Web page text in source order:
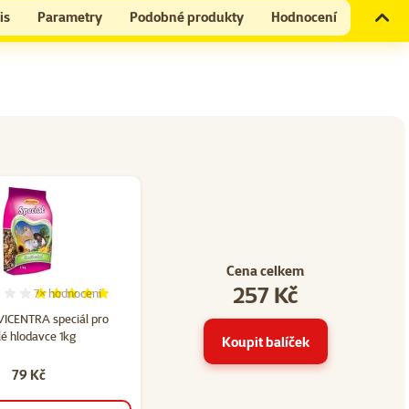
Parametry Podobné produkty Hodnocení
speciál pro
hlodavce 1kg
Hodnocení 100%, počet hodnocení: 7
7×hodnocení
79 Kč
Cena celkem
257 Kč
Koupit balíček